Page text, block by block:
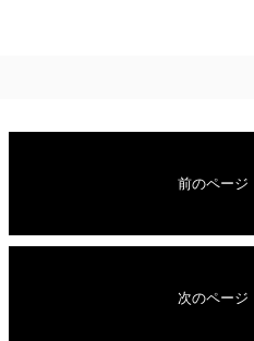
前のページ
次のページ